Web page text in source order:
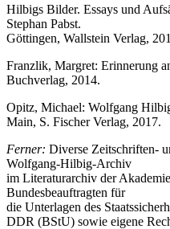
Hilbigs Bilder. Essays und
Stephan Pabst.
Göttingen, Wallstein Verlag,
Franzlik, Margret: Erinnerung
Buchverlag, 2014.
Opitz, Michael: Wolfgang
Main, S. Fischer Verlag, 2017.
Ferner: Diverse Zeitschriften-
Wolfgang-Hilbig-Archiv
im Literaturarchiv der
Bundesbeauftragten für
die Unterlagen des
DDR (BStU) sowie eigene